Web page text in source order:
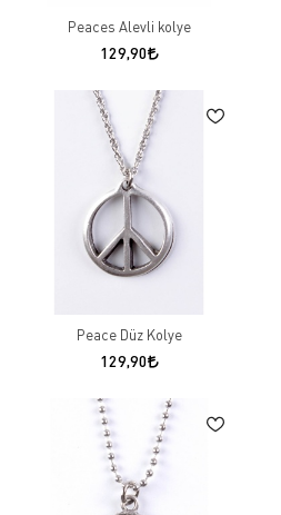
Peaces Alevli kolye
129,90
Peace Düz Kolye
129,90